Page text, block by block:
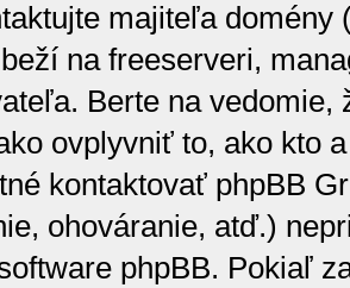
majiteľa
na freeserveri,
Berte na vedomie,
ovplyvniť to, ako kto
kontaktovať phpBB
ohováranie, atď.)
phpBB. Pokiaľ